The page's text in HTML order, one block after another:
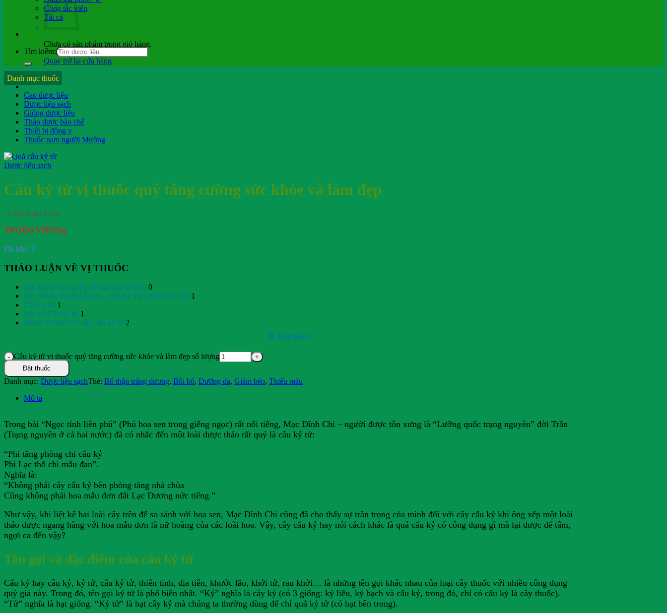
Chưa có sản phẩm trong giỏ hàng.
Quay trở lại cửa hàng
Hỏi b.sĩ
Cộng tác viên
Tất cả
Tìm kiếm:
Danh mục thuốc
Cao dược liệu
Dược liệu sạch
Giống dược liệu
Thảo dược bào chế
Thiết bị đông y
Thuốc nam người Mường
Dược liệu sạch
Câu kỷ tử vị thuốc quý tăng cường sức khỏe và làm đẹp
3 Đánh giá thuốc
390.000 VND/kg
Đã bán: 3
THẢO LUẬN VỀ VỊ THUỐC
Hắc kỷ tử và câu kỷ tử loại nào tốt hơn 0
Hỏi Thuốc Khiếm Thực , Câu Kỷ Tử , Kim Anh Tử 1
Câu kỷ tử 1
Hỏi về Câu kỷ tử 1
Muốn tìm hiểu về cây câu kỷ tử 2
🔃 Xem thêm
Câu kỷ tử vị thuốc quý tăng cường sức khỏe và làm đẹp số lượng
Đặt thuốc
Danh mục: Dược liệu sạchThẻ: Bổ thận tráng dương, Bồi bổ, Dưỡng da, Giảm béo, Thiếu máu
Mô tả
Trong bài “Ngọc tỉnh liên phú” (Phú hoa sen trong giếng ngọc) rất nổi tiếng, Mạc Đĩnh Chi – người được tôn xưng là “Lưỡng quốc trạng nguyên” đời Trần
(Trạng nguyên ở cả hai nước) đã có nhắc đến một loài dược thảo rất quý là câu kỷ tử:
“Phi tăng phòng chi cẩu kỷ
Phi Lạc thổ chi mẫu đan”.
Nghĩa là:
“Không phải cây cẩu kỷ bên phòng tăng nhà chùa
Cũng không phải hoa mẫu đơn đất Lạc Dương nức tiếng.”
Như vậy, khi liệt kê hai loài cây trên để so sánh với hoa sen, Mạc Đĩnh Chi cũng đã cho thấy sự trân trọng của mình đối với cây cẩu kỷ khi ông xếp một loài
thảo dược ngang hàng với hoa mẫu đơn là nữ hoàng của các loài hoa. Vậy, cây cẩu kỷ hay nói cách khác là quả cẩu kỷ có công dụng gì mà lại được để tâm,
ngợi ca đến vậy?
Tên gọi và đặc điểm của câu kỷ tử
Cẩu kỷ hay câu kỷ, kỷ tử, câu kỷ tử, thiên tinh, địa tiên, khước lão, khởi tử, rau khởi… là những tên gọi khác nhau của loại cây thuốc với nhiều công dụng
quý giá này. Trong đó, tên gọi kỷ tử là phổ biến nhất. “Kỷ” nghĩa là cây kỷ (có 3 giống: kỷ liễu, kỷ bạch và cẩu kỷ, trong đó, chỉ có cẩu kỷ là cây thuốc).
“Tử” nghĩa là hạt giống. “Kỷ tử” là hạt cây kỷ mà chúng ta thường dùng để chỉ quả kỷ tử (có hạt bên trong).